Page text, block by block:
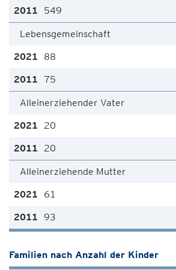
549
Lebensgemeinschaft
88
75
Alleinerziehender Vater
20
20
Alleinerziehende Mutter
61
93
Familien nach Anzahl der Kinder